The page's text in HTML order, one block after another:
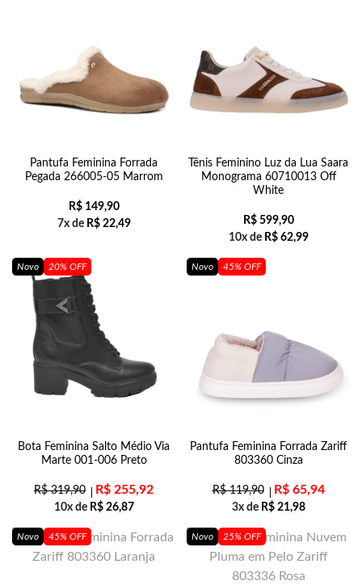
Pantufa Feminina Forrada
Pegada 266005-05 Marrom
R$149,90
7x de R$22,49
Tênis Feminino Luz da Lua Saara
Monograma 60710013 Off
White
R$599,90
10x de R$62,99
Novo 20% OFF
Bota Feminina Salto Médio Via
Marte 001-006 Preto
R$319,90 R$ 255,92
10x de R$26,87
Novo 45% OFF
Pantufa Feminina Forrada Zariff
803360 Cinza
R$119,90 R$65,94
3x de R$21,98
Novo 45% OFF Novo 25% OFF